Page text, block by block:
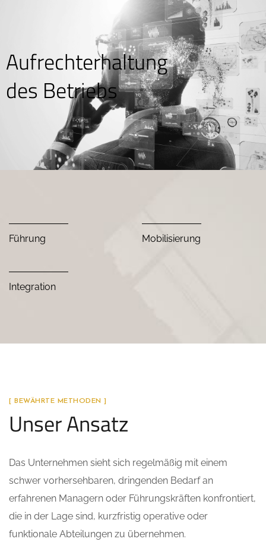
Aufrechterhaltung
des Betriebs
Führung Mobilisierung
Integration
[ BEWÄHRTE METHODEN ]
Unser Ansatz
Das Unternehmen sieht sich regelmäßig mit einem
schwer vorhersehbaren, dringenden Bedarf an
erfahrenen Managern oder Führungskräften konfrontiert,
die in der Lage sind, kurzfristig operative oder
funktionale Abteilungen zu übernehmen.